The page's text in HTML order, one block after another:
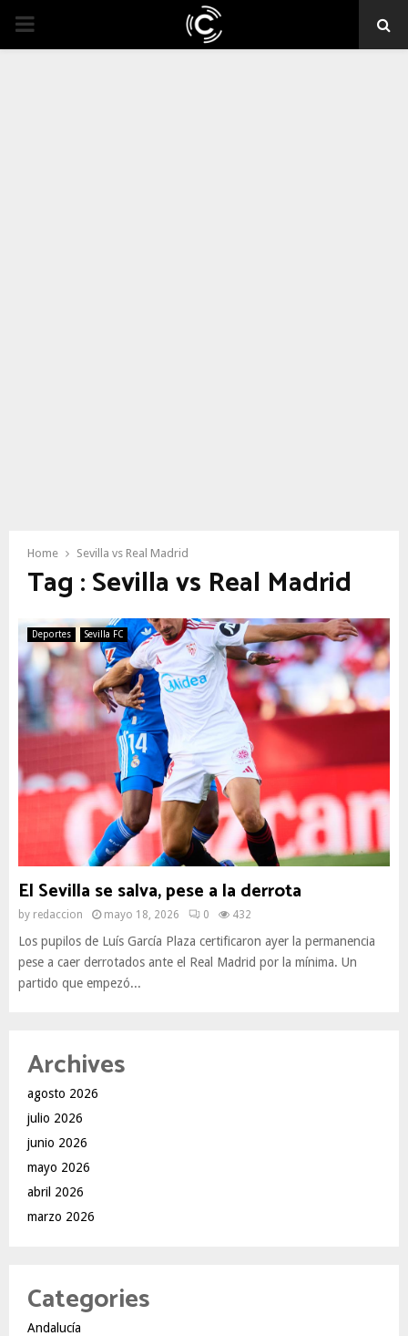
PRIMARY
Home Sevilla vs Real Madrid
Tag : Sevilla vs Real Madrid
Deportes Sevilla FC
El Sevilla se salva, pese a la derrota
by redaccion mayo 18, 2026 0 432
Los pupilos de Luís García Plaza certificaron ayer la permanencia
pese a caer derrotados ante el Real Madrid por la mínima. Un
partido que empezó...
Archives
agosto 2026
julio 2026
junio 2026
mayo 2026
abril 2026
marzo 2026
Categories
Andalucía